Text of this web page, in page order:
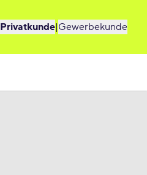
Privatkunde|Gewerbekunde